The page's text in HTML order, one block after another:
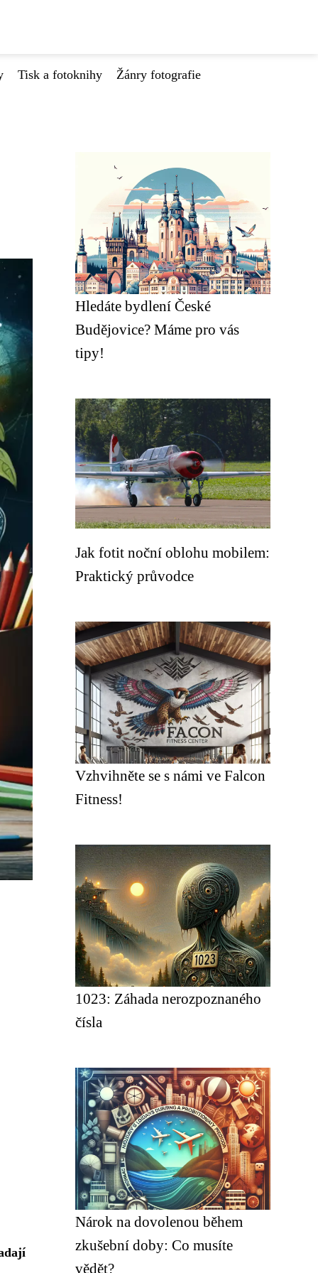
Tisk a fotoknihy Žánry fotografie
Hledáte bydlení České
Budějovice? Máme pro vás
tipy!
Jak fotit noční oblohu mobilem:
Praktický průvodce
Vzhvihněte se s námi ve Falcon
Fitness!
1023: Záhada nerozpoznaného
čísla
Nárok na dovolenou během
zkušební doby: Co musíte
vědět?